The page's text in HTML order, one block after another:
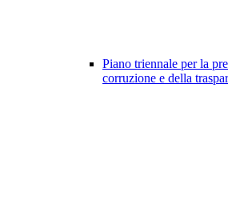
Piano triennale per la
corruzione e della